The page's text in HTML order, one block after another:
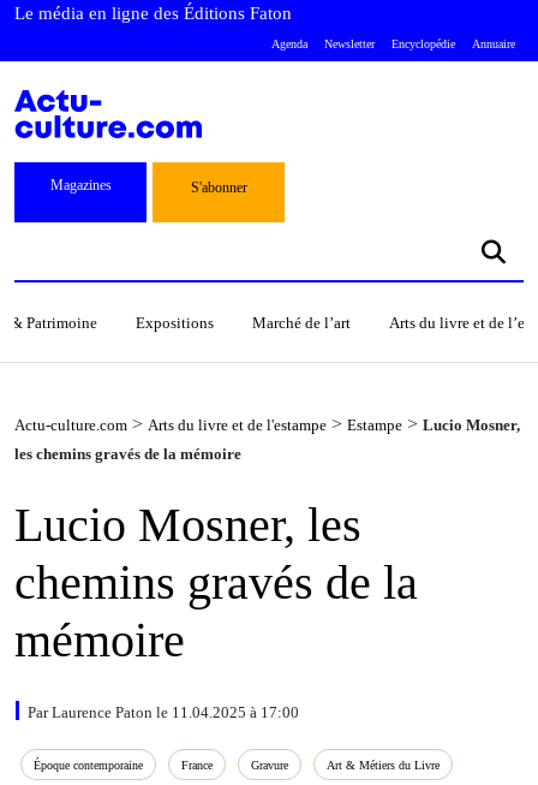
Le média en ligne des Éditions Faton
Agenda Newsletter Encyclopédie Annuaire
Magazines S'abonner
& Patrimoine Expositions Marché de l’art Arts du livre et de
Actu-culture.com > Arts du livre et de l'estampe > Estampe > Lucio Mosner,
les chemins gravés de la mémoire
Lucio Mosner, les
chemins gravés de la
mémoire
Par Laurence Paton le 11.04.2025 à 17:00
Époque contemporaine France Gravure Art & Métiers du Livre